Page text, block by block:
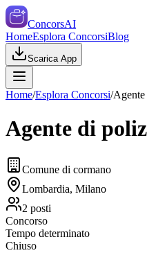
ConcorsAI
HomeEsplora ConcorsiBlog
Scarica App
Home/Esplora Concorsi/
Agente di
Comune di cormano
Lombardia, Milano
2 posti
Concorso
Tempo determinato
Chiuso